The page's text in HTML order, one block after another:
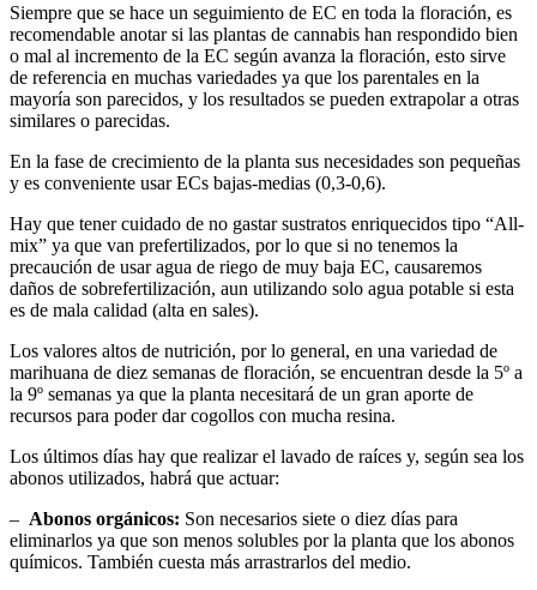
Siempre que se hace un seguimiento de EC en toda la floración, es
recomendable anotar si las plantas de cannabis han respondido bien
o mal al incremento de la EC según avanza la floración, esto sirve
de referencia en muchas variedades ya que los parentales en la
mayoría son parecidos, y los resultados se pueden extrapolar a otras
similares o parecidas.
En la fase de crecimiento de la planta sus necesidades son pequeñas
y es conveniente usar ECs bajas-medias (0,3-0,6).
Hay que tener cuidado de no gastar sustratos enriquecidos tipo “All-
mix” ya que van prefertilizados, por lo que si no tenemos la
precaución de usar agua de riego de muy baja EC, causaremos
daños de sobrefertilización, aun utilizando solo agua potable si esta
es de mala calidad (alta en sales).
Los valores altos de nutrición, por lo general, en una variedad de
marihuana de diez semanas de floración, se encuentran desde la 5º a
la 9º semanas ya que la planta necesitará de un gran aporte de
recursos para poder dar cogollos con mucha resina.
Los últimos días hay que realizar el lavado de raíces y, según sea los
abonos utilizados, habrá que actuar:
– Abonos orgánicos: Son necesarios siete o diez días para
eliminarlos ya que son menos solubles por la planta que los abonos
químicos. También cuesta más arrastrarlos del medio.